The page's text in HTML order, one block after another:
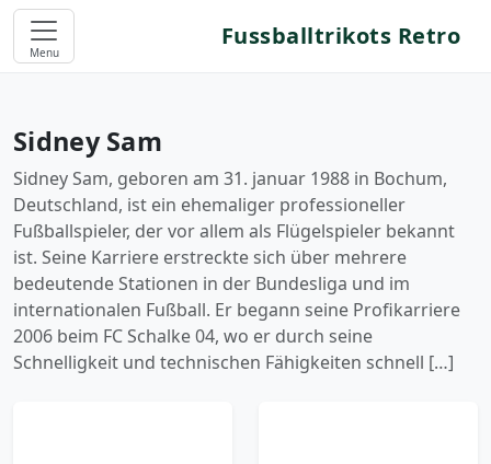
Menu
Fussballtrikots Retro
Sidney Sam
Sidney Sam, geboren am 31. januar 1988 in Bochum,
Deutschland, ist ein ehemaliger professioneller
Fußballspieler, der vor allem als Flügelspieler bekannt
ist. Seine Karriere erstreckte sich über mehrere
bedeutende Stationen in der Bundesliga und im
internationalen Fußball. Er begann seine Profikarriere
2006 beim FC Schalke 04, wo er durch seine
Schnelligkeit und technischen Fähigkeiten schnell […]